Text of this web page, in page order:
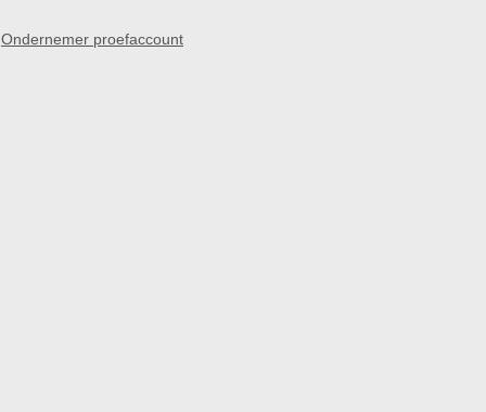
Ondernemer proefaccount